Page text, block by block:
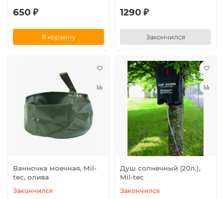
650 ₽
В корзину
1290 ₽
Закончился
Ванночка моечная, Mil-
tec, олива
Закончился
Душ солнечный (20л.),
Mil-tec
Закончился